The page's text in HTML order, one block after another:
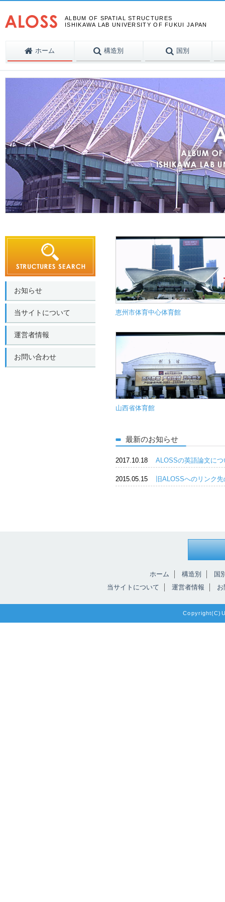
ALBUM OF SPATIAL STRUCTURES
ISHIKAWA LAB UNIVERSITY OF FUKUI JAPAN
ホーム 構造別 国別
恵州市体育中心体育館
山西省体育館
最新のお知らせ
2017.10.18 ALOSSの英語論文につ
2015.05.15 旧ALOSSへのリンク
お知らせ
当サイトについて
運営者情報
お問い合わせ
ホーム 構造別
国
当サイトについて
運営者情報